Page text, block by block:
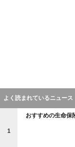
よく読まれているニュース
1
おすすめの生命保